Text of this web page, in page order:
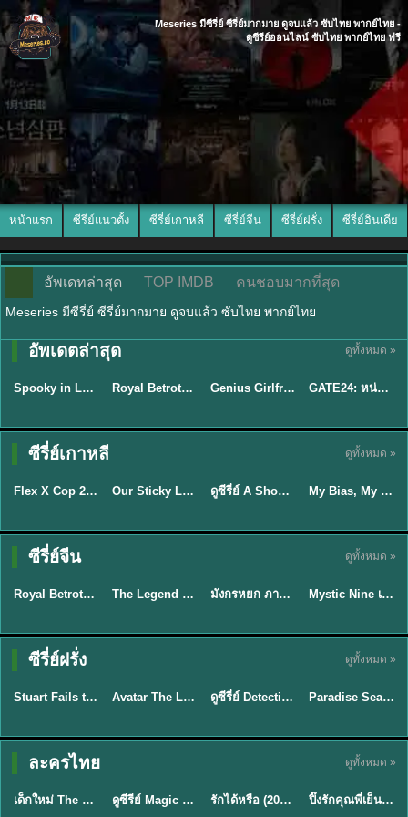
Meseries มีซีรี่ย์ ซีรี่ย์มากมาย ดูจบแล้ว ซับไทย พากย์ไทย -
ดูซีรีย์ออนไลน์ ซับไทย พากย์ไทย ฟรี
หน้าแรก ซีรีย์แนวตั้ง ซีรี่ย์เกาหลี ซีรี่ย์จีน ซีรี่ย์ฝรั่ง ซีรี่ย์อินเดีย
อัพเดทล่าสุด TOP IMDB คนชอบมากที่สุด
Meseries มีซีรี่ย์ ซีรี่ย์มากมาย ดูจบแล้ว ซับไทย พากย์ไทย
อัพเดตล่าสุด ดูทั้งหมด »
ซับไทย
Spooky in Love (2026) สะดุดรักกุ๊กกุ๊กกู๋ พากย์ไทย ซับไทย EP1-12 ★9 Royal Betrothal (2026) สัญญาวิวาห์แห่งราชวงศ์ พากย์ไทย ซับไทย EP1-32 ★9
พากย์ไทย/ซับ
Genius Girlfriend แฟนสาวอัจฉริยะ (2026) พากย์ไทย ซับไทย EP.1-28
ซับไทย
GATE24: หน่วยสกัดภัยข้ามแดน (2026) ซับไทย EP.1-10
ซีรี่ย์เกาหลี ดูทั้งหมด »
★8
ซับไทย
Flex X Cop 2 คุณชายสายสืบ ซีซั่น 2 (2026) พากย์ไทย ซับไทย EP.1-14 ★6 Our Sticky Love รักติดหนึบ (2026) พากย์ไทย ซับไทย EP.1-12 ★8 EP.16ดูซีรี่ย์ A Shop for Killers 2 ร้านลับนักฆ่า ซีซัน 2 (2026) ซับไทย-พากย์ไทย
ซับไทย
My Bias, My Boss เมื่อเมนฉันเป็นประธานบริษัท (2026) พากย์ไทย ซับไทย EP.1-12
ซีรี่ย์จีน ดูทั้งหมด »
★9
ซับไทย
Royal Betrothal (2026) สัญญาวิวาห์แห่งราชวงศ์ พากย์ไทย ซับไทย EP1-32 ★8.5 The Legend of ShenLi ปฐพีไร้พ่าย (2024) พากย์ไทย ซับไทย EP.1-39 ★8 มังกรหยก ภาคมารบูรพาและพิษประจิม Duel on Mount Hua พากย์ไทย ★9
พากย์ไทย/ซับ
Mystic Nine เก้าสกุล (2026) พากย์ไทย ซับไทย EP.1-30
ซีรี่ย์ฝรั่ง ดูทั้งหมด »
★9.3
พากย์ไทย
Stuart Fails to Save the Universe สจ๊วตล่มแผนกู้จักรวาล (2026) พากย์ไทย ซับไทย EP.1-10 ★7.8 EP.7Avatar The Last Airbender 2 เณรน้อยเจ้าอภินิหาร พากย์ไทย EP.9ดูซีรี่ย์ Detective Hole (2026) พากย์ไทย HD ฟรี อัปเดตล่าสุด Netflix EP.8
พากย์ไทย
Paradise Season 2 (2026) พากย์ไทย EP1-8 ดูซีรี่ย์ฝรั่ง HD ครบทุกตอน
ละครไทย ดูทั้งหมด »
★ 8 EP.6
พากย์ไทย
เด็กใหม่ The Reset 2026 EP1-6 พากย์ไทย ดูซีรี่ย์ Netflix ล่าสุด HD ดูซีรีย์ Magic Move (2026) ทำนายทายรัก Thai EP.1-10 HD รักได้หรือ (2026) YOUNG Let's Begin Again พากย์ไทย EP.1-19 ★8
พากย์ไทย
ปิ๊งรักคุณพี่เย็นชา (2026) Frozen Valentine EP.1-10 (จบ)